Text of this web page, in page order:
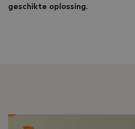
geschikte oplossing.